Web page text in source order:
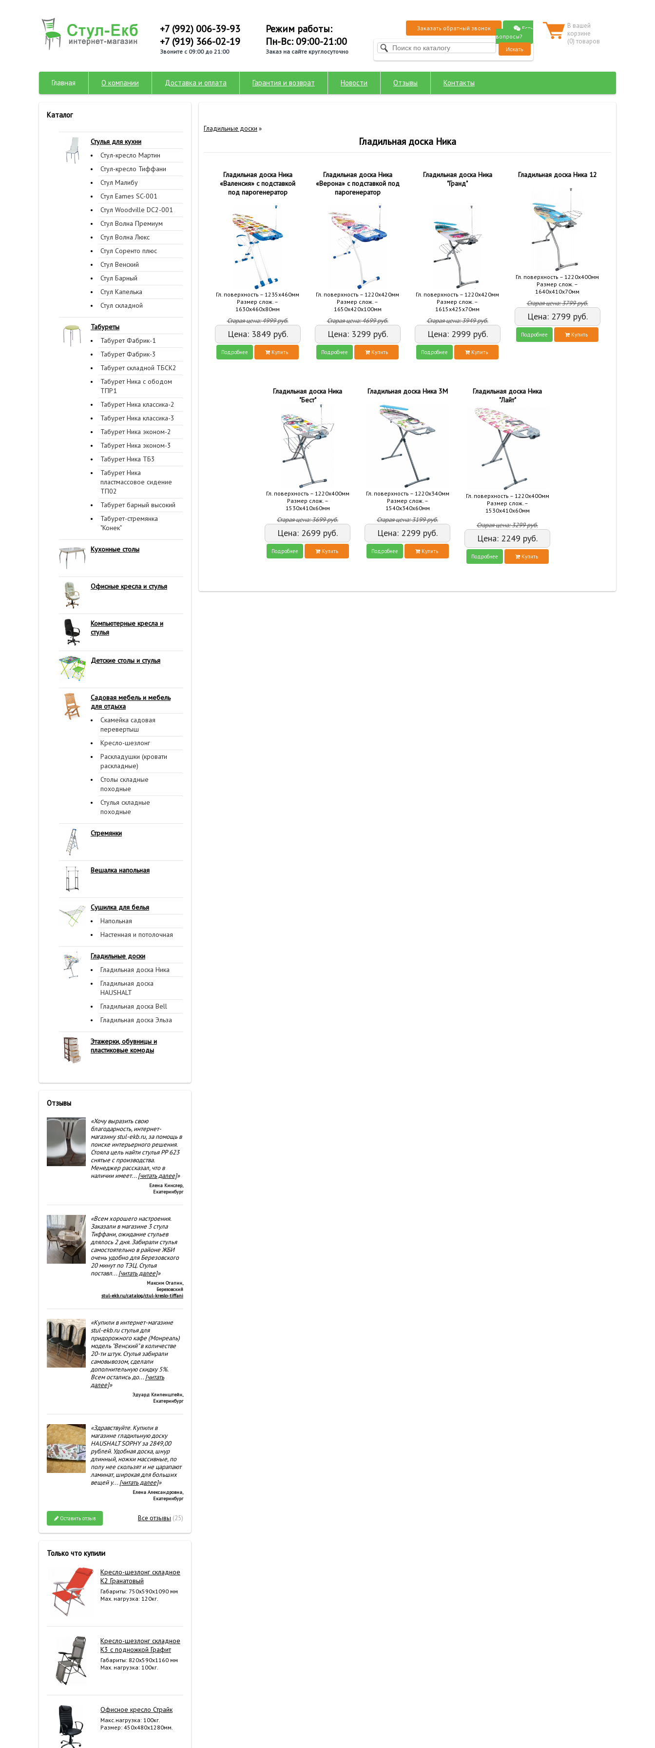
+7 (992) 006-39-93
+7 (919) 366-02-19
Звоните с 09:00 до 21:00
Режим работы:
Пн-Вс: 09:00-21:00
Заказ на сайте круглосуточно
Заказать обратный звонок
Есть
вопросы?
В вашей
корзине
(0) товаров
Главная О компании Доставка и оплата Гарантия и возврат Новости Отзывы Контакты
Каталог
Стулья для кухни
Стул-кресло Мартин
Стул-кресло Тиффани
Стул Малибу
Стул Eames SC-001
Стул Woodville DC2-001
Стул Волна Премиум
Стул Волна Люкс
Стул Соренто плюс
Стул Венский
Стул Барный
Стул Капелька
Стул складной
Табуреты
Табурет Фабрик-1
Табурет Фабрик-3
Табурет складной ТБСК2
Табурет Ника с ободом
ТПР1
Табурет Ника классика-2
Табурет Ника классика-3
Табурет Ника эконом-2
Табурет Ника эконом-3
Табурет Ника ТБ3
Табурет Ника
пластмассовое сидение
ТП02
Табурет барный высокий
Табурет-стремянка
"Конек"
Кухонные столы
Офисные кресла и стулья
Компьютерные кресла и
стулья
Детские столы и стулья
Садовая мебель и мебель
для отдыха
Скамейка садовая
перевертыш
Кресло-шезлонг
Раскладушки (кровати
раскладные)
Столы складные
походные
Стулья складные
походные
Стремянки
Вешалка напольная
Сушилка для белья
Напольная
Настенная и потолочная
Гладильные доски
Гладильная доска Ника
Гладильная доска
HAUSHALT
Гладильная доска Bell
Гладильная доска Эльза
Этажерки, обувницы и
пластиковые комоды
Отзывы
«Хочу выразить свою
благодарность, интернет-
магазину stul-ekb.ru, за помощь в
поиске интерьерного решения.
Стояла цель найти стулья РР 623
снятые с производства.
Менеджер рассказал, что в
наличии имеет...[читать далее]»
Елена Кинслер,
Екатеринбург
«Всем хорошего настроения.
Заказали в магазине 3 стула
Тиффани, ожидание стульев
длялось 2 дня. Забирали стулья
самостоятельно в районе ЖБИ
очень удобно для Березовского
20 минут по ТЭЦ. Стулья
поставл...[читать далее]»
Максим Отапин,
Березовский
stul-ekb.ru/catalog/ctul-kreslo-tiffani
«Купили в интернет-магазине
stul-ekb.ru стулья для
придорожного кафе (Монреаль)
модель "Венский" в количестве
20-ти штук. Стулья забирали
самовывозом, сделали
дополнительную скидку 5%.
Всем остались до...[читать
далее]»
Эдуард Клипенштейн,
Екатеринбург
«Здравствуйте. Купили в
магазине гладильную доску
HAUSHALT SOPHY за 2849,00
рублей. Удобная доска, шнур
длинный, ножки массивные, по
полу нее скользят и не царапают
ламинат, широкая для больших
вещей у...[читать далее]»
Елена Александровна,
Екатеринбург
Оставить отзыв Все отзывы (25)
Только что купили
Кресло-шезлонг складное
К2 Гранатовый
Габариты: 750x590x1090 мм
Мах. нагрузка: 120кг.
Кресло-шезлонг складное
К3 с подножкой Графит
Габариты: 820x590x1160 мм
Мах. нагрузка: 100кг.
Офисное кресло Страйк
Макс.нагрузка: 100кг.
Размер: 450х480х1280мм.
Гладильные доски »
Гладильная доска Ника
Гладильная доска Ника
«Валенсия» c подставкой
под парогенератор
Гл. поверхность – 1235х460мм
Размер слож. –
1630х460х80мм
Старая цена:4999руб.
Цена: 3849 руб.
Подробнее Купить
Гладильная доска Ника
«Верона» c подставкой под
парогенератор
Гл. поверхность – 1220х420мм
Размер слож. –
1650х420х100мм
Старая цена:4699руб.
Цена: 3299 руб.
Подробнее Купить
Гладильная доска Ника
"Гранд"
Гл. поверхность – 1220х420мм
Размер слож. –
1615х425х70мм
Старая цена:3949руб.
Цена: 2999 руб.
Подробнее Купить
Гладильная доска Ника 12
Гл. поверхность – 1220х400мм
Размер слож. –
1640х410х70мм
Старая цена:3799руб.
Цена: 2799 руб.
Подробнее Купить
Гладильная доска Ника
"Бест"
Гл. поверхность – 1220х400мм
Размер слож. –
1530х410х60мм
Старая цена:3699руб.
Цена: 2699 руб.
Подробнее Купить
Гладильная доска Ника 3М
Гл. поверхность – 1220х340мм
Размер слож. –
1540х340х60мм
Старая цена:3199руб.
Цена: 2299 руб.
Подробнее Купить
Гладильная доска Ника
"Лайт"
Гл. поверхность – 1220х400мм
Размер слож. –
1530х410х60мм
Старая цена:3299руб.
Цена: 2249 руб.
Подробнее Купить